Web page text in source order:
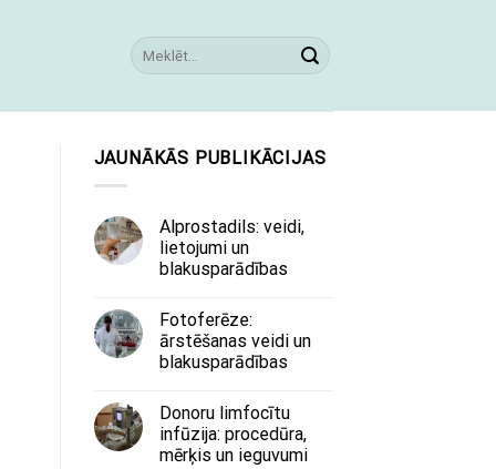
JAUNĀKĀS PUBLIKĀCIJAS
Alprostadils: veidi,
lietojumi un
blakusparādības
Fotoferēze:
ārstēšanas veidi un
blakusparādības
Donoru limfocītu
infūzija: procedūra,
mērķis un ieguvumi